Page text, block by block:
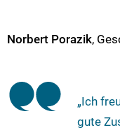
Norbert Porazik,
„Ich
gute